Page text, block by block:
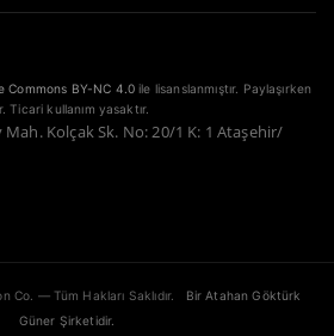
Commons BY-NC 4.0 ile lisanslanmıştır. Paylaşırken
Ticari kullanım yasaktır.
Kolçak Sk. No: 20/1 K: 1 Ataşehir/
Co. — Tüm Hakları Saklıdır.
Bir Atahan Göktürk
Güner Şirketidir.